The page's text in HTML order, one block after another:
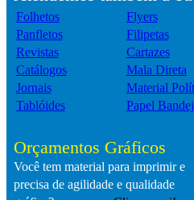
Folhetos
Panfletos
Revistas
Catálogos
Jornais
Tablóides
Flyers
Filipetas
Cartazes
Mala Direta
Material
Papel
Orçamentos Gráficos
Você tem material para imprimir e
precisa de agilidade e qualidade